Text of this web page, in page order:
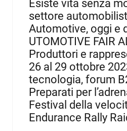
Esiste vita senza
settore
Automotive, oggi e
UTOMOTIVE FAIR
Produttori e
26 al 29 ottobre
tecnologia, forum
Preparati per
Festival della
Endurance Rally